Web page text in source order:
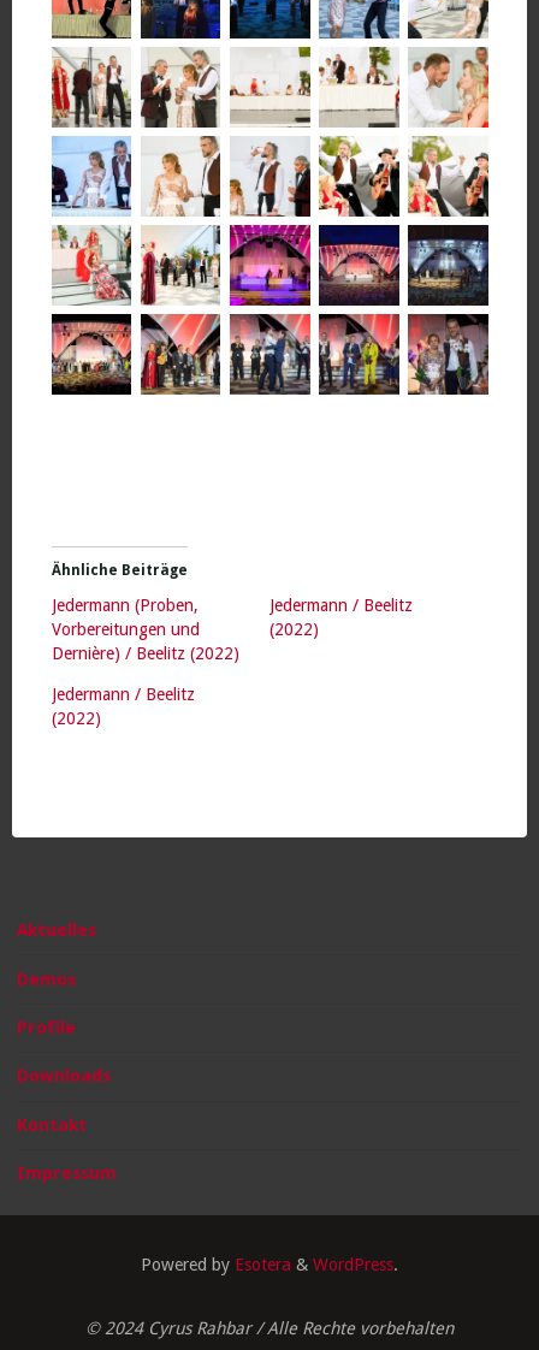
Ähnliche Beiträge
Jedermann (Proben,
Vorbereitungen und
Dernière) / Beelitz (2022)
Jedermann / Beelitz
(2022)
Jedermann / Beelitz
(2022)
Aktuelles
Demos
Profile
Downloads
Kontakt
Impressum
Powered by Esotera & WordPress.
© 2024 Cyrus Rahbar / Alle Rechte vorbehalten